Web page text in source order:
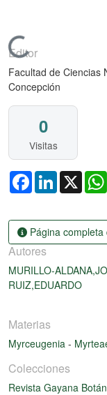
Cargando...
Editor
Facultad de Ciencias
Concepción
0
Visitas
FacebookLinkedIn
X
Página completa
Autores
MURILLO-
RUIZ,EDUARDO
Materias
Myrceugenia -
Colecciones
Revista Gayana